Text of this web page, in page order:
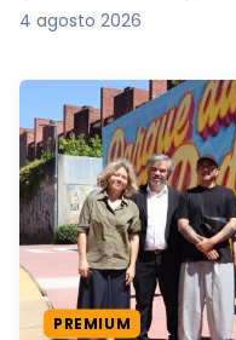
4 agosto 2026
PREMIUM